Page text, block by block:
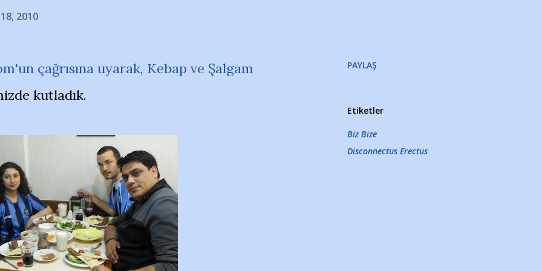
2010
çağrısına uyarak, Kebap ve Şalgam
kutladık.
PAYLAŞ
Etiketler
Biz Bize
Disconnectus Erectus